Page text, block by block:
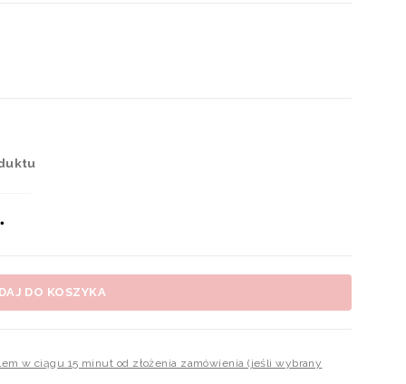
DO KOSZYKA
w ciągu 15 minut od złożenia zamówienia (jeśli wybrany